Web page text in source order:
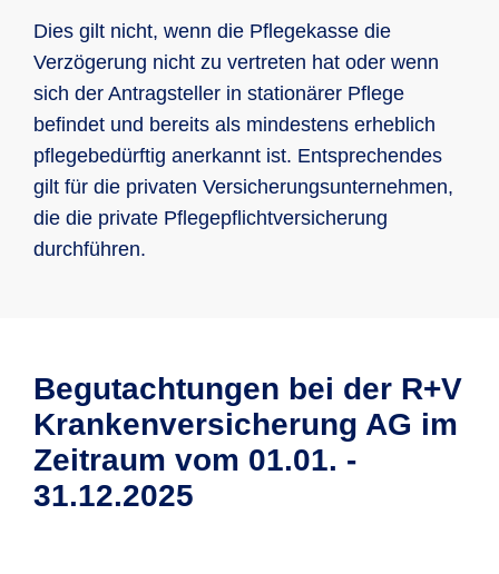
Dies gilt nicht, wenn die Pflegekasse die
Verzögerung nicht zu vertreten hat oder wenn
sich der Antragsteller in stationärer Pflege
befindet und bereits als mindestens erheblich
pflegebedürftig anerkannt ist. Entsprechendes
gilt für die privaten Versicherungsunternehmen,
die die private Pflegepflichtversicherung
durchführen.
Begutachtungen bei der R+V
Krankenversicherung AG im
Zeitraum vom 01.01. -
31.12.2025